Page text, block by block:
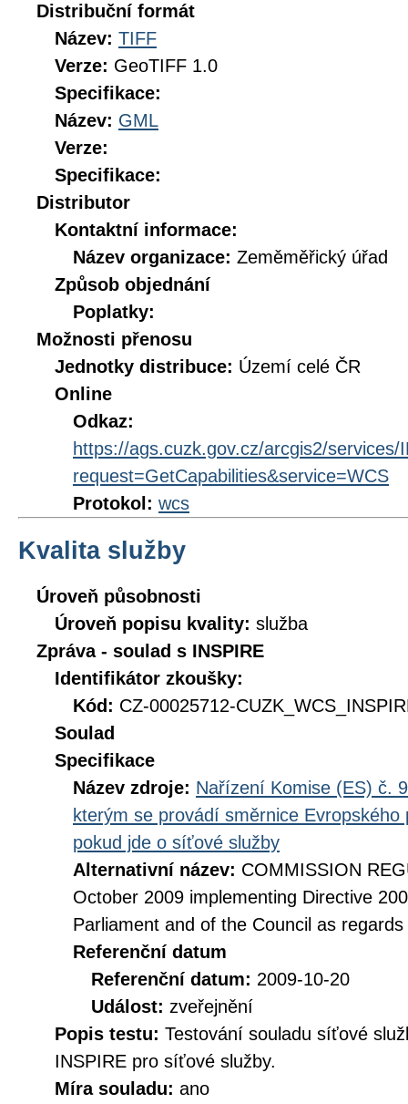
Distribuční formát
Název: TIFF
Verze: GeoTIFF 1.0
Specifikace:
Název: GML
Verze:
Specifikace:
Distributor
Kontaktní informace:
Název organizace: Zeměměřický úřad
Způsob objednání
Poplatky:
Možnosti přenosu
Jednotky distribuce: Území celé ČR
Online
Odkaz:
https://ags.cuzk.gov.cz/arcgis2/
request=GetCapabilities&service=WCS
Protokol: wcs
Kvalita služby
Úroveň působnosti
Úroveň popisu kvality: služba
Zpráva - soulad s INSPIRE
Identifikátor zkoušky:
Kód: CZ-00025712-
Soulad
Specifikace
Název zdroje: Nařízení Komise (ES) č.
kterým se provádí směrnice
pokud jde o síťové služby
Alternativní název: COMMISSION
October 2009 implementing Directive
Parliament and of the Council as
Referenční datum
Referenční datum: 2009-10-20
Událost: zveřejnění
Popis testu: Testování souladu síťové
INSPIRE pro síťové služby.
Míra souladu: ano